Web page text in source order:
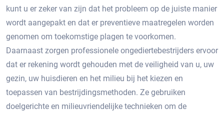
kunt u er zeker van zijn dat het probleem op de juiste manier
wordt aangepakt en dat er preventieve maatregelen worden
genomen om toekomstige plagen te voorkomen.​
Daarnaast zorgen professionele ongediertebestrijders ervoor
dat er rekening wordt gehouden met de veiligheid van u, uw
gezin, uw huisdieren en het milieu bij het kiezen en
toepassen van bestrijdingsmethoden.​ Ze gebruiken
doelgerichte en milieuvriendelijke technieken om de